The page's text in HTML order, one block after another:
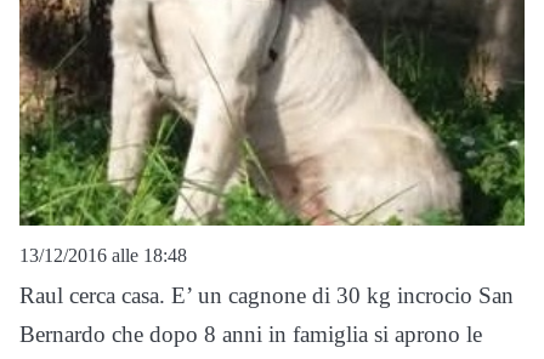
13/12/2016 alle 18:48
Raul cerca casa. E’ un cagnone di 30 kg incrocio San
Bernardo che dopo 8 anni in famiglia si aprono le